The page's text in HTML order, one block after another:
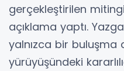
gerçekleştirilen
açıklama yaptı.
yalnızca bir buluşma
yürüyüşündeki